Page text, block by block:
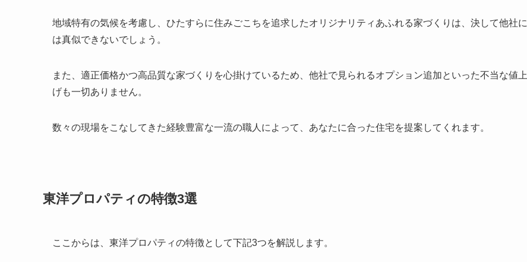
地域特有の気候を考慮し、ひたすらに住みごこちを追求したオリジナリティあふれる家づくりは、決して他社に
は真似できないでしょう。
また、適正価格かつ高品質な家づくりを心掛けているため、他社で見られるオプション追加といった不当な値上
げも一切ありません。
数々の現場をこなしてきた経験豊富な一流の職人によって、あなたに合った住宅を提案してくれます。
東洋プロパティの特徴3選
ここからは、東洋プロパティの特徴として下記3つを解説します。